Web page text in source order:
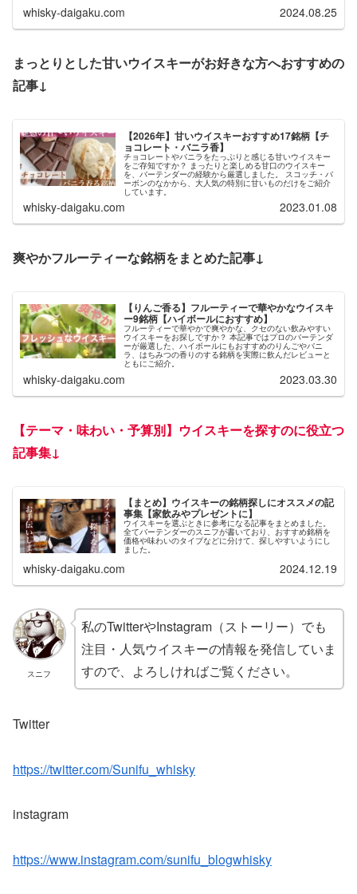
whisky-daigaku.com 2024.08.25
まっとりとした甘いウイスキーがお好きな方へおすすめの
記事↓
【2026年】甘いウイスキーおすすめ17銘柄【チ
ョコレート・バニラ香】
チョコレートやバニラをたっぷりと感じる甘いウイスキー
をご存知ですか？ まったりと楽しめる甘口のウイスキー
を、バーテンダーの経験から厳選しました。 スコッチ・バ
ーボンのなかから、大人気の特別に甘いものだけをご紹介
しています。
whisky-daigaku.com 2023.01.08
爽やかフルーティーな銘柄をまとめた記事↓
【りんご香る】フルーティーで華やかなウイスキ
ー9銘柄【ハイボールにおすすめ】
フルーティーで華やかで爽やかな、クセのない飲みやすい
ウイスキーをお探しですか？ 本記事ではプロのバーテンダ
ーが厳選した、ハイボールにもおすすめのりんごやバニ
ラ、はちみつの香りのする銘柄を実際に飲んだレビューと
ともにご紹介。
whisky-daigaku.com 2023.03.30
【テーマ・味わい・予算別】ウイスキーを探すのに役立つ
記事集↓
【まとめ】ウイスキーの銘柄探しにオススメの記
事集【家飲みやプレゼントに】
ウイスキーを選ぶときに参考になる記事をまとめました。
全てバーテンダーのスニフが書いており、おすすめ銘柄を
価格や味わいのタイプなどに分けて、探しやすいようにし
ました。
whisky-daigaku.com 2024.12.19
スニフ
私のTwitterやInstagram（ストーリー）でも
注目・人気ウイスキーの情報を発信していま
すので、よろしければご覧ください。
Twitter
https://twitter.com/Sunifu_whisky
instagram
https://www.instagram.com/sunifu_blogwhisky